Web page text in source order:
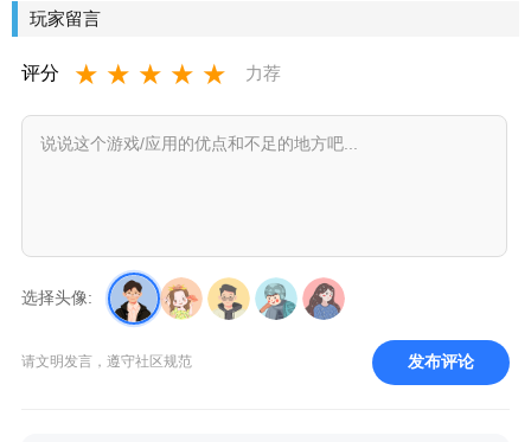
玩家留言
评分 ★ ★ ★ ★ ★ 力荐
选择头像:
请文明发言，遵守社区规范 发布评论